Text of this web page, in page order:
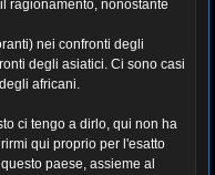
ragionamento, nonostante
nei confronti degli
degli asiatici. Ci sono casi
africani.
ci tengo a dirlo, qui non ha
qui proprio per l'esatto
paese, assieme al